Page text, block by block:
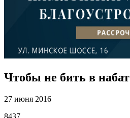
Чтобы не бить в набат
27 июня 2016